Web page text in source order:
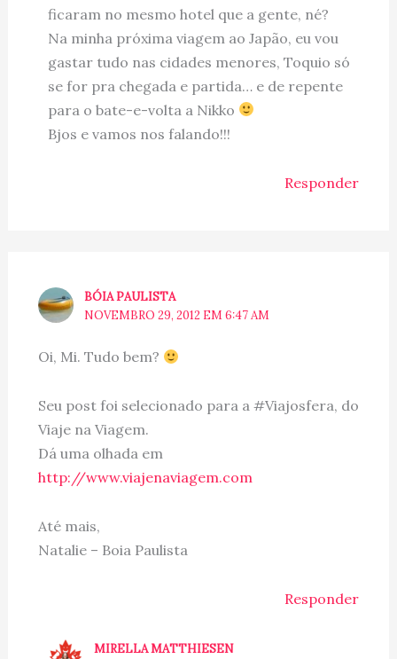
ficaram no mesmo hotel que a gente, né?
Na minha próxima viagem ao Japão, eu vou
gastar tudo nas cidades menores, Toquio só
se for pra chegada e partida… e de repente
para o bate-e-volta a Nikko
Bjos e vamos nos falando!!!
Responder
BÓIA PAULISTA
NOVEMBRO 29, 2012 EM 6:47 AM
Oi, Mi. Tudo bem?
Seu post foi selecionado para a #Viajosfera, do
Viaje na Viagem.
Dá uma olhada em
http://www.viajenaviagem.com
Até mais,
Natalie – Boia Paulista
Responder
MIRELLA MATTHIESEN